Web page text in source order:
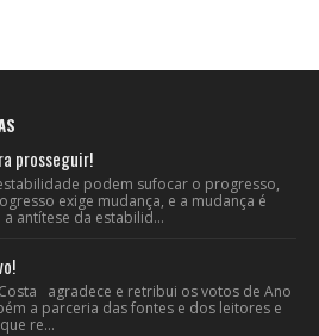
prosseguir!
podem sufocar o progresso,
exige mudança, e a mudança é
antítese da estabilid...
agradece e retribui os votos de Ano
a parceria das fontes e dos leitores e
re...